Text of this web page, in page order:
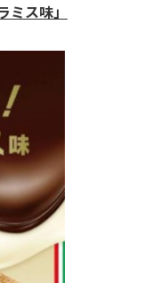
ス味」